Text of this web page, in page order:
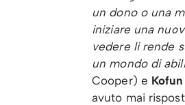
un dono o una
iniziare una
vedere li rende
un mondo di
Cooper) e Kofun
avuto mai